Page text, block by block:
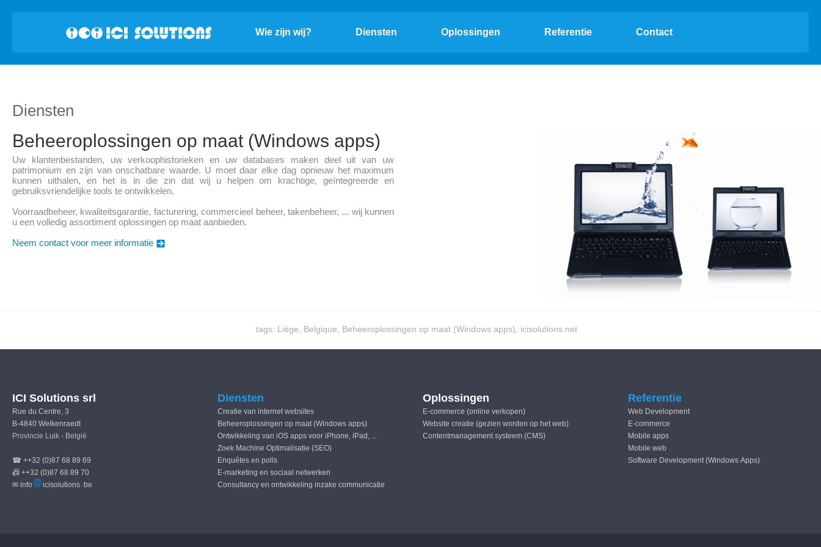
Wie zijn wij? Diensten Oplossingen Referentie Contact
Diensten
Beheeroplossingen op maat (Windows apps)
Uw klantenbestanden, uw verkoophistorieken en uw databases maken deel uit van uw
patrimonium en zijn van onschatbare waarde. U moet daar elke dag opnieuw het maximum
kunnen uithalen, en het is in die zin dat wij u helpen om krachtige, geïntegreerde en
gebruiksvriendelijke tools te ontwikkelen.
Voorraadbeheer, kwaliteitsgarantie, facturering, commercieel beheer, takenbeheer, ... wij kunnen
u een volledig assortiment oplossingen op maat aanbieden.
Neem contact voor meer informatie
tags: Liège, Belgique, Beheeroplossingen op maat (Windows apps), icisolutions.net
ICI Solutions srl
Rue du Centre, 3
B-4840 Welkenraedt
Provincie Luik - België
☎ ++32 (0)87 68 89 69
📠 ++32 (0)87 68 89 70
✉ info
icisolutions be
Diensten
Creatie van internet websites
Beheeroplossingen op maat (Windows apps)
Ontwikkeling van iOS apps voor iPhone, iPad, ...
Zoek Machine Optimalisatie (SEO)
Enquêtes en polls
E-marketing en sociaal netwerken
Consultancy en ontwikkeling inzake communicatie
Oplossingen
E-commerce (online verkopen)
Website creatie (gezien worden op het web)
Contentmanagement systeem (CMS)
Referentie
Web Development
E-commerce
Mobile apps
Mobile web
Software Development (Windows Apps)